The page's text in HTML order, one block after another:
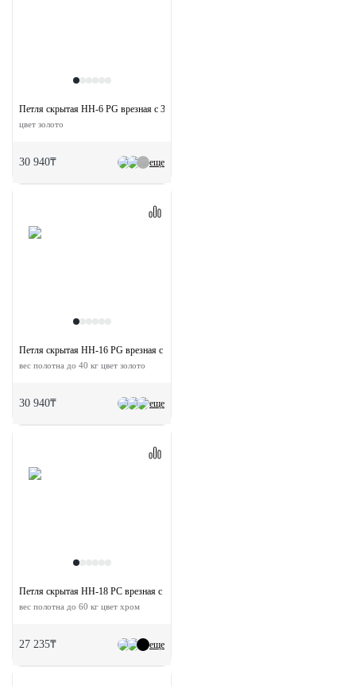
еще
Петля скрытая HH-6 PG врезная с 3D-регулировкой вес полотна до 40 кг
цвет золото
30 940₸
еще
Петля скрытая HH-16 PG врезная с 3D-регулировкой
вес полотна до 40 кг цвет золото
30 940₸
еще
Петля скрытая HH-18 PC врезная с 3D-регулировкой
вес полотна до 60 кг цвет хром
27 235₸